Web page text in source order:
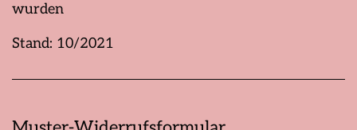
wurden
Stand: 10/2021